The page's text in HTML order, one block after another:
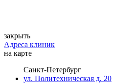
закрыть
Адреса клиник
на карте
Санкт-Петербург
ул. Политехническая д. 20